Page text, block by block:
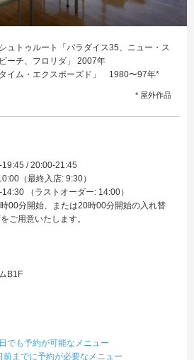
ュトゥルート「パラダイス35、ニュー・ス
ーチ、フロリダ」 2007年
イム・エクスポーズド」 1980〜97年*
* 屋外作品
19:45 / 20:00-21:45
（最終入店: 9:30）
（ラストオーダー: 14:00）
00分開始、または20時00分開始の入れ替
ご用意いたします。
B1F
でも予約が可能なメニュー
前までに予約が必要なメニュー